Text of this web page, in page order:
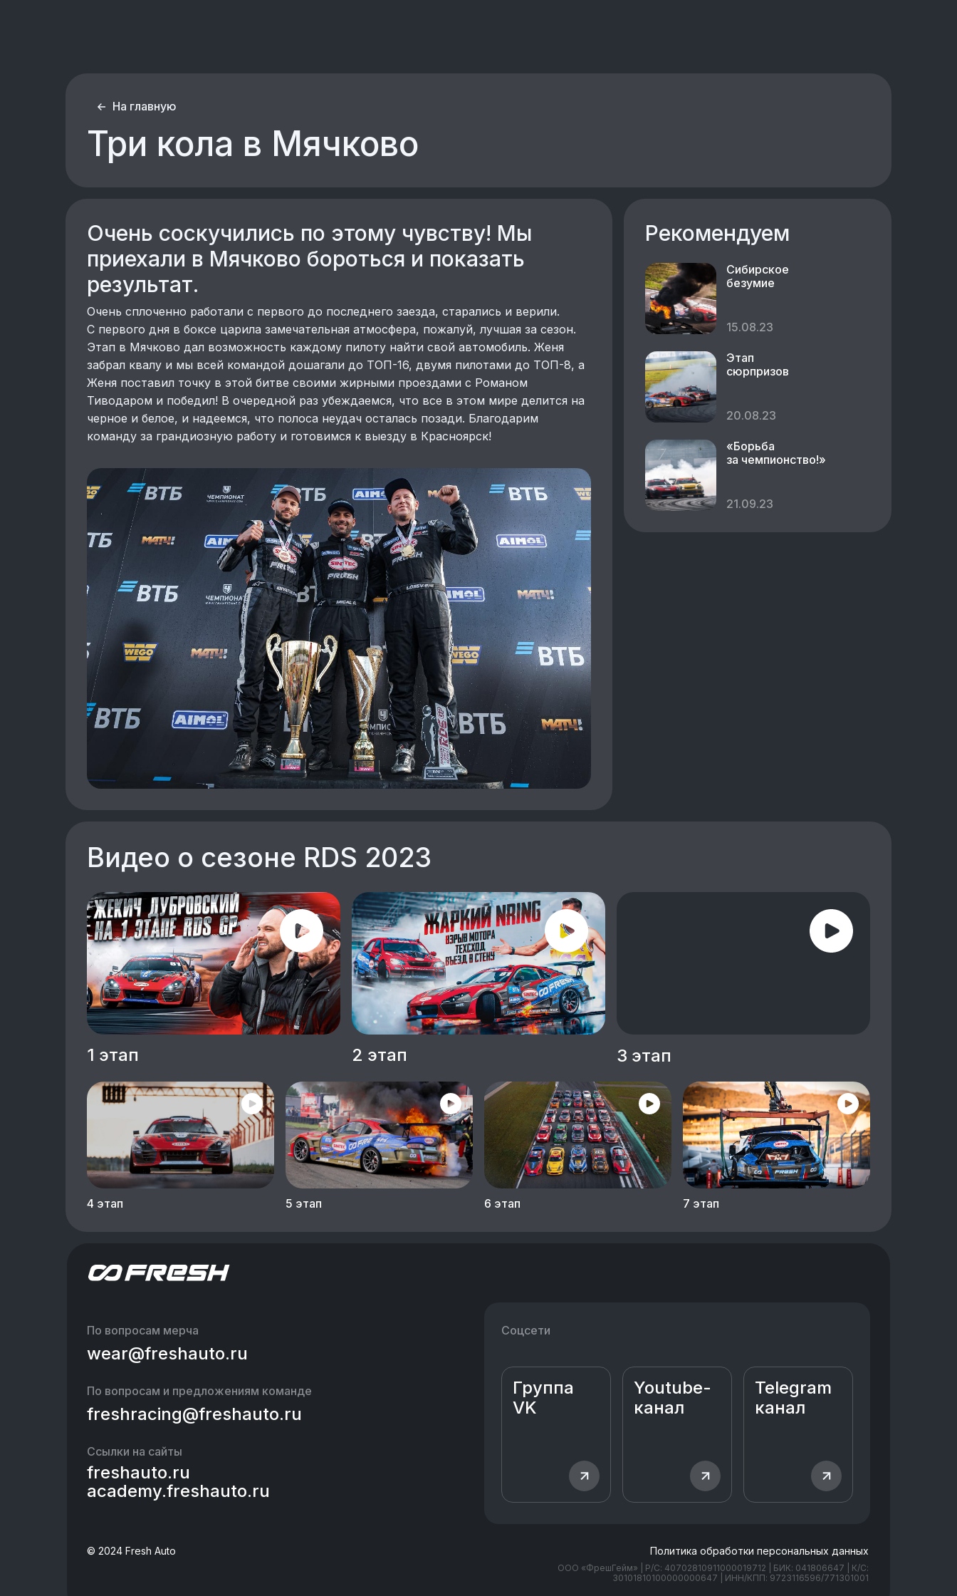
На главную
Три кола в Мячково
Очень соскучились по этому чувству! Мы
приехали в Мячково бороться и показать
результат.
Очень сплоченно работали с первого до последнего заезда, старались и верили.
С первого дня в боксе царила замечательная атмосфера, пожалуй, лучшая за сезон.
Этап в Мячково дал возможность каждому пилоту найти свой автомобиль. Женя
забрал квалу и мы всей командой дошагали до ТОП-16, двумя пилотами до ТОП-8, а
Женя поставил точку в этой битве своими жирными проездами с Романом
Тиводаром и победил! В очередной раз убеждаемся, что все в этом мире делится на
черное и белое, и надеемся, что полоса неудач осталась позади. Благодарим
команду за грандиозную работу и готовимся к выезду в Красноярск!
Рекомендуем
Сибирское
безумие
15.08.23
Этап
сюрпризов
20.08.23
«Борьба
за чемпионство!»
21.09.23
Видео о сезоне RDS 2023
1 этап 2 этап 3 этап
5 этап
4 этап 6 этап 7 этап
Группа
VK
Youtube-
канал
Telegram
канал
Политика обработки персональных данных
По вопросам мерча
ООО «ФрешГейм» | Р/С: 40702810911000019712 | БИК: 041806647 | К/С:
30101810100000000647 | ИНН/КПП: 9723116596/771301001
wear@freshauto.ru
©️ 2024 Fresh Auto
Соцсети
По вопросам и предложениям команде
freshracing@freshauto.ru
Ссылки на сайты
freshauto.ru
academy.freshauto.ru